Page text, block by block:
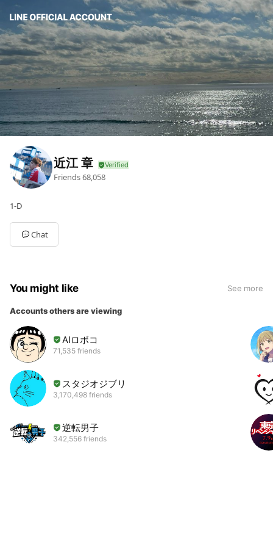
近江 章
Friends68,058
1-D
Chat
You might like See more
Accounts others are viewing
AIロボコ
71,535 friends
スタジオジブリ
3,170,498 friends
逆転男子
342,556 friends